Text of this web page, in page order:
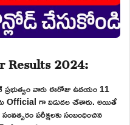
Results 2024:
ప్రభుత్వం వారు ఈరోజు ఉదయం 11
Official గా విడుదల చేశారు. అయితే
పరీక్షలకు సంబంధించిన